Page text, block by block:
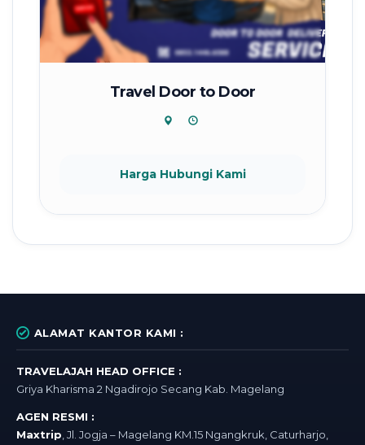
Travel Door to Door
Harga Hubungi Kami
ALAMAT KANTOR KAMI :
TRAVELAJAH HEAD OFFICE :
Griya Kharisma 2 Ngadirojo Secang Kab. Magelang
AGEN RESMI :
Maxtrip, Jl. Jogja – Magelang KM.15 Ngangkruk, Caturharjo,